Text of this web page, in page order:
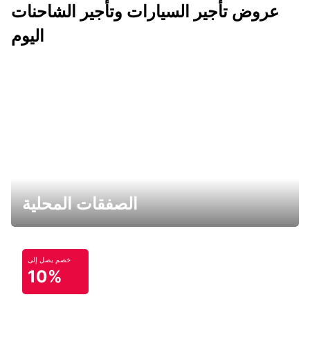
عروض تأجير السيارات وتأجير الشاحنات
اليوم
الصفقات المحلية
خصم يصل إلى
10%